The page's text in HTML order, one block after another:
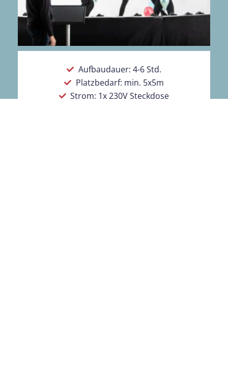
Aufbaudauer: 4-6 Std.
Platzbedarf: min. 5x5m
Strom: 1x 230V Steckdose